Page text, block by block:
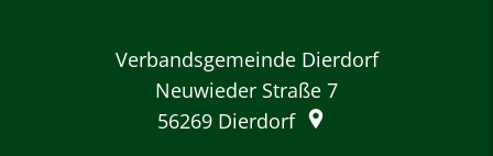
Verbandsgemeinde Dierdorf
Neuwieder Straße 7
56269 Dierdorf